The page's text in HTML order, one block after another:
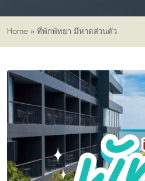
Home » ที่พักพัทยา มีหาดส่วนตัว